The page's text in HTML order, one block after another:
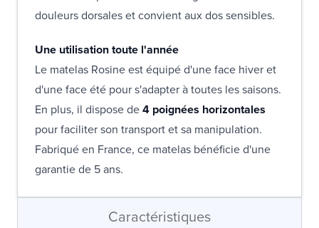
douleurs dorsales et convient aux dos sensibles.
Une utilisation toute l'année
Le matelas Rosine est équipé d'une face hiver et
d'une face été pour s'adapter à toutes les saisons.
En plus, il dispose de4 poignées horizontales
pour faciliter son transport et sa manipulation.
Fabriqué en France, ce matelas bénéficie d'une
garantie de 5 ans.
Caractéristiques